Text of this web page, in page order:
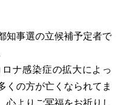
知事選の立候補予定者で
ナ感染症の拡大によっ
くの方が亡くなられてま
心よりご冥福をお祈りし